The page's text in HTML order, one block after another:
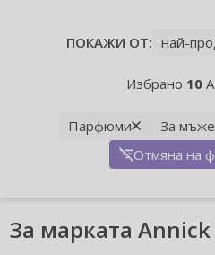
ПОКАЖИ ОТ:
Избрано 10
Парфюми За мъже
Отмяна на
За марката